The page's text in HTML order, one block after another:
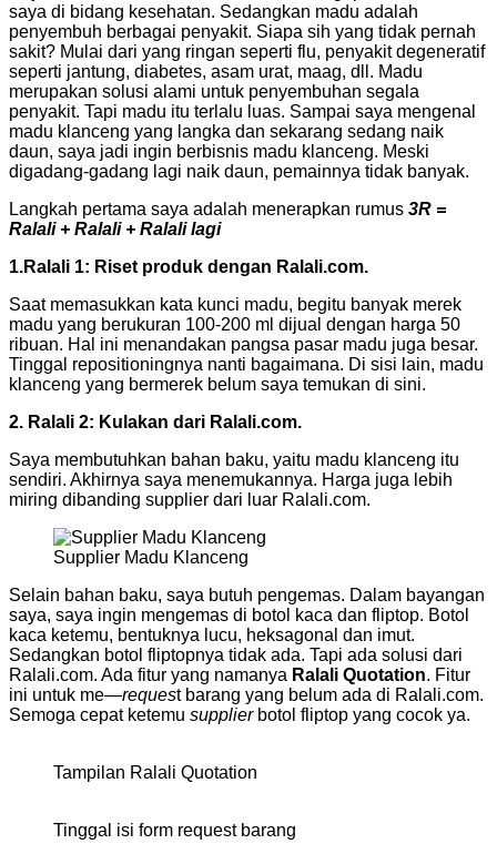
saya di bidang kesehatan. Sedangkan madu adalah
penyembuh berbagai penyakit. Siapa sih yang tidak pernah
sakit? Mulai dari yang ringan seperti flu, penyakit degeneratif
seperti jantung, diabetes, asam urat, maag, dll. Madu
merupakan solusi alami untuk penyembuhan segala
penyakit. Tapi madu itu terlalu luas. Sampai saya mengenal
madu klanceng yang langka dan sekarang sedang naik
daun, saya jadi ingin berbisnis madu klanceng. Meski
digadang-gadang lagi naik daun, pemainnya tidak banyak.
Langkah pertama saya adalah menerapkan rumus 3R =
Ralali + Ralali + Ralali lagi
1.Ralali 1: Riset produk dengan Ralali.com.
Saat memasukkan kata kunci madu, begitu banyak merek
madu yang berukuran 100-200 ml dijual dengan harga 50
ribuan. Hal ini menandakan pangsa pasar madu juga besar.
Tinggal repositioningnya nanti bagaimana. Di sisi lain, madu
klanceng yang bermerek belum saya temukan di sini.
2. Ralali 2: Kulakan dari Ralali.com.
Saya membutuhkan bahan baku, yaitu madu klanceng itu
sendiri. Akhirnya saya menemukannya. Harga juga lebih
miring dibanding supplier dari luar Ralali.com.
Supplier Madu Klanceng
Selain bahan baku, saya butuh pengemas. Dalam bayangan
saya, saya ingin mengemas di botol kaca dan fliptop. Botol
kaca ketemu, bentuknya lucu, heksagonal dan imut.
Sedangkan botol fliptopnya tidak ada. Tapi ada solusi dari
Ralali.com. Ada fitur yang namanya Ralali Quotation. Fitur
ini untuk me—request barang yang belum ada di Ralali.com.
Semoga cepat ketemu supplierbotol fliptop yang cocok ya.
Tampilan Ralali Quotation
Tinggal isi form request barang